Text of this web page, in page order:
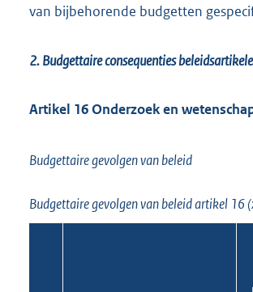
van bijbehorende budgetten
2. Budgettaire consequenties
Artikel 16 Onderzoek en
Budgettaire gevolgen van beleid
Budgettaire gevolgen van beleid artikel 16